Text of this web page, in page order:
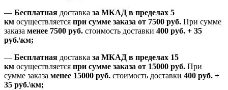
— Бесплатная доставка за МКАД в пределах 5
км осуществляется при сумме заказа от 7500 руб. При сумме
заказа менее 7500 руб. стоимость доставки 400 руб. + 35
руб.\км;
— Бесплатная доставка за МКАД в пределах 15
км осуществляется при сумме заказа от 15000 руб. При
сумме заказа менее 15000 руб. стоимость доставки 400 руб. +
35 руб.\км;